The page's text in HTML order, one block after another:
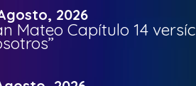
2026
Mateo Capítulo 14